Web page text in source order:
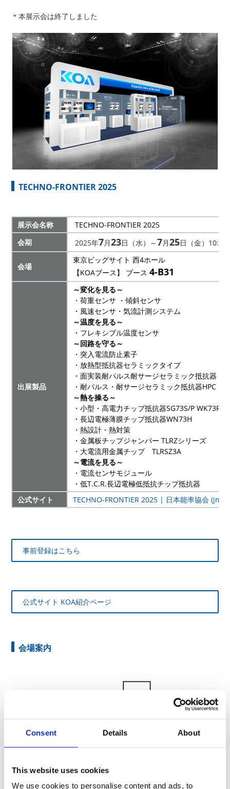
Consent Details About
This website uses cookies
We use cookies to personalise content and ads, to
＊本展示会は終了しました
TECHNO-FRONTIER 2025
展示会名称 TECHNO-FRONTIER2025
会期
2025年7月23日（水）～7月25日（金）
会場
東京ビッグサイト 西4ホール
【KOAブース 】 ブース4-B31
出展製品
～変化を見る～
・荷重センサ ・傾斜センサ
・風速センサ・気流計測システム
～温度を見る～
・フレキシブル温度センサ
～回路を守る～
・突入電流防止素子
・放熱型抵抗器セラミックタイプ
・面実装耐パルス耐サージセラミック抵抗器
・耐パルス・耐サージセラミック抵抗器HPC
～熱を操る～
・小型・高電力チップ抵抗器SG73S/P WK73R/S
・長辺電極薄膜チップ抵抗器WN73H
・熱設計・熱対策
・金属板チップジャンパー TLRZシリーズ
・大電流用金属チップ TLRSZ3A
～電流を見る～
・電流センサモジュール
・低T.C.R.長辺電極低抵抗チップ抵抗器
公式サイト
TECHNO-FRONTIER 2025 | 日本能率協会
事前登録はこちら
公式サイト KOA紹介ページ
会場案内